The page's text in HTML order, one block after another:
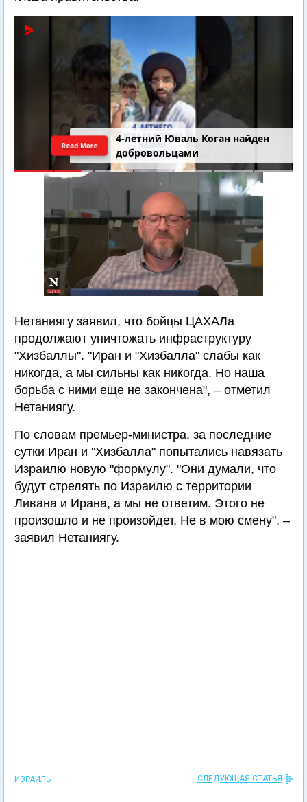
4-летний Юваль Коган найден
добровольцами
Read More
Нетаниягу заявил, что бойцы ЦАХАЛа
продолжают уничтожать инфраструктуру
"Хизбаллы". "Иран и "Хизбалла" слабы как
никогда, а мы сильны как никогда. Но наша
борьба с ними еще не закончена", – отметил
Нетаниягу.
По словам премьер-министра, за последние
сутки Иран и "Хизбалла" попытались навязать
Израилю новую "формулу". "Они думали, что
будут стрелять по Израилю с территории
Ливана и Ирана, а мы не ответим. Этого не
произошло и не произойдет. Не в мою смену", –
заявил Нетаниягу.
ИЗРАИЛЬ СЛЕДУЮЩАЯ СТАТЬЯ